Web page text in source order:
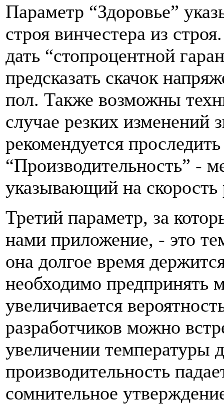
Параметр “Здоровье”
строя винчестера из
дать “стопроцентной
предсказать скачок
пол. Также возможны
случае резких изменений
рекомендуется
“Производительность” -
указывающий на скорость
Третий параметр, за
нами приложение, - это
она долгое время
необходимо предпринять
увеличивается
разработчиков можно
увеличении температуры
производительность
сомнительное